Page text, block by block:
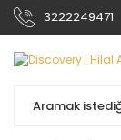
3222249471